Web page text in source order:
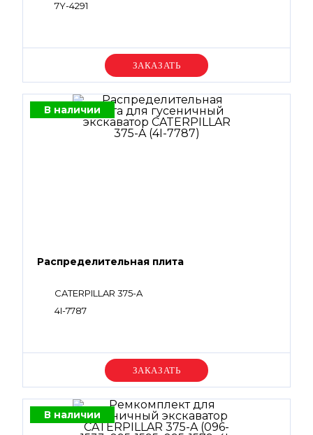
7Y-4291
Уточняйте цену
В наличии
Распределительная плита
CATERPILLAR 375-A
4I-7787
Уточняйте цену
В наличии